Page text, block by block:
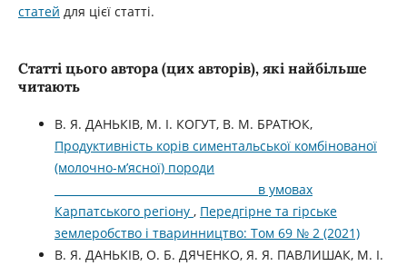
статей для цієї статті.
Статті цього автора (цих авторів), які найбільше
читають
В. Я. ДАНЬКІВ, М. І. КОГУТ, В. М. БРАТЮК,
Продуктивність корів симентальської комбінованої
(молочно-м’ясної) породи
в умовах
Карпатського регіону , Передгірне та гірське
землеробство і тваринництво: Том 69 № 2 (2021)
В. Я. ДАНЬКІВ, О. Б. ДЯЧЕНКО, Я. Я. ПАВЛИШАК, М. І.